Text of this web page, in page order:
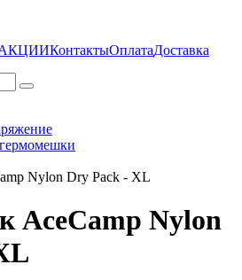
КонтактыОплатаДоставка
Nylon Dry Pack - XL
AceCamp Nylon